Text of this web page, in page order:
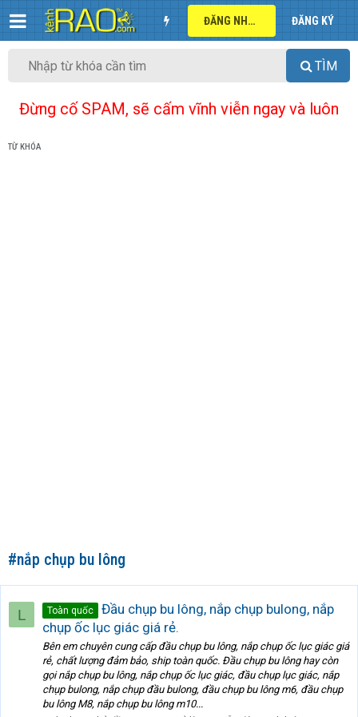
ĐĂNG NHẬP ĐĂNG KÝ
TÌM
Đừng cố SPAM, sẽ cấm vĩnh viễn ngay và luôn
TỪ KHÓA
#nắp chụp bu lông
L Toàn quốc
Đầu chụp bu lông, nắp chụp bulong, nắp
chụp ốc lục giác giá rẻ.
Bên em chuyên cung cấp đầu chụp bu lông, nắp chụp ốc lục giác giá
rẻ, chất lượng đảm bảo, ship toàn quốc. Đầu chụp bu lông hay còn
gọi nắp chụp bu lông, nắp chụp ốc lục giác, đầu chụp lục giác, nắp
chụp bulong, nắp chụp đầu bulong, đầu chụp bu lông m6, đầu chụp
bu lông M8, nắp chụp bu lông m10...